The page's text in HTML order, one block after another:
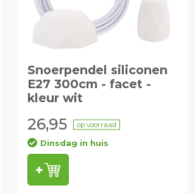
Snoerpendel siliconen
E27 300cm - facet -
kleur wit
26,95 op voorraad
Dinsdag in huis